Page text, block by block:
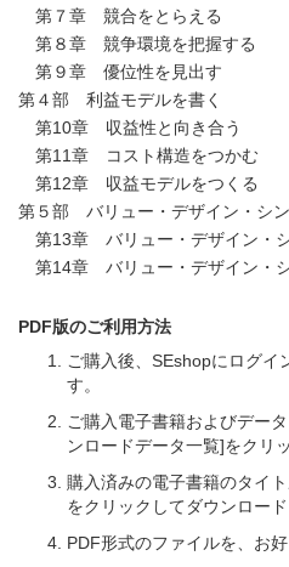
第７章 競合をとらえる
第８章 競争環境を把握する
第９章 優位性を見出す
第４部 利益モデルを書く
第10章 収益性と向き合う
第11章 コスト構造をつかむ
第12章 収益モデルをつくる
第５部 バリュー・デザイン・シ
第13章 バリュー・デザイン・
第14章 バリュー・デザイン・
PDF版のご利用方法
ご購入後、SEshopにログイ
す。
ご購入電子書籍およびデー
ンロードデータ一覧]をクリ
購入済みの電子書籍のタイ
をクリックしてダウンロード
PDF形式のファイルを、お